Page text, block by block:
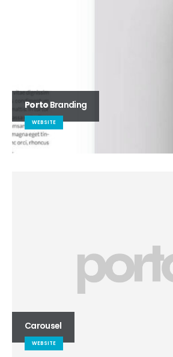
Porto Branding
WEBSITE
Carousel
WEBSITE